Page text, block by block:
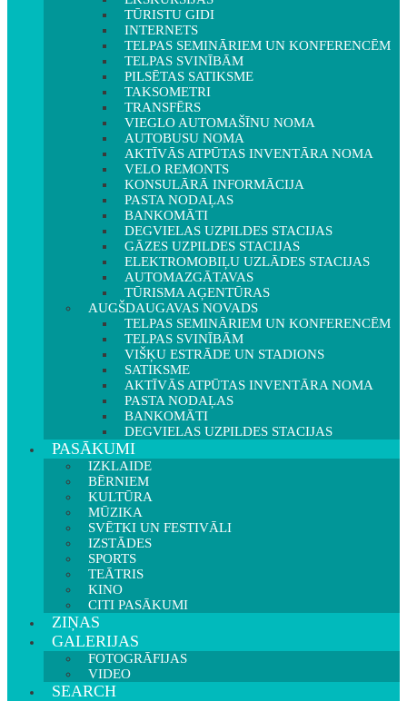
TŪRISTU GIDI
INTERNETS
TELPAS SEMINĀRIEM UN KONFERENCĒM
TELPAS SVINĪBĀM
PILSĒTAS SATIKSME
TAKSOMETRI
TRANSFĒRS
VIEGLO AUTOMAŠĪNU NOMA
AUTOBUSU NOMA
AKTĪVĀS ATPŪTAS INVENTĀRA NOMA
VELO REMONTS
KONSULĀRĀ INFORMĀCIJA
PASTA NODAĻAS
BANKOMĀTI
DEGVIELAS UZPILDES STACIJAS
GĀZES UZPILDES STACIJAS
ELEKTROMOBIĻU UZLĀDES STACIJAS
AUTOMAZGĀTAVAS
TŪRISMA AĢENTŪRAS
AUGŠDAUGAVAS NOVADS
TELPAS SEMINĀRIEM UN KONFERENCĒM
TELPAS SVINĪBĀM
VIŠĶU ESTRĀDE UN STADIONS
SATIKSME
AKTĪVĀS ATPŪTAS INVENTĀRA NOMA
PASTA NODAĻAS
BANKOMĀTI
DEGVIELAS UZPILDES STACIJAS
PASĀKUMI
IZKLAIDE
BĒRNIEM
KULTŪRA
MŪZIKA
SVĒTKI UN FESTIVĀLI
IZSTĀDES
SPORTS
TEĀTRIS
KINO
CITI PASĀKUMI
ZIŅAS
GALERIJAS
FOTOGRĀFIJAS
VIDEO
SEARCH